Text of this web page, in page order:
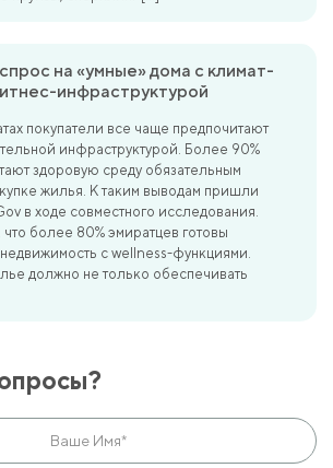
на «умные» дома с климат-
инфраструктурой
покупатели все чаще предпочитают
инфраструктурой. Более 90%
здоровую среду обязательным
жилья. К таким выводам пришли
в ходе совместного исследования.
более 80% эмиратцев готовы
с wellness-функциями.
должно не только обеспечивать